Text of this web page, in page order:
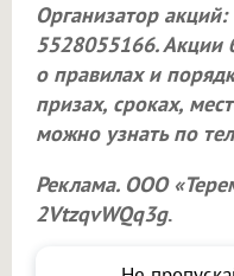
Организатор акций:
5528055166. Акции
о правилах и
призах, сроках,
можно узнать по
Реклама. ООО
2VtzqvWQq3g.